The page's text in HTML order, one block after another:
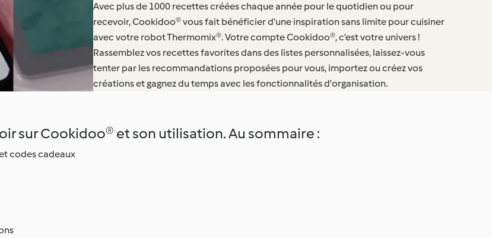
Avec plus de 1000 recettes créées chaque année pour le quotidien ou pour
recevoir, Cookidoo® vous fait bénéficier d’une inspiration sans limite pour cuisiner
avec votre robot Thermomix®. Votre compte Cookidoo®, c’est votre univers !
Rassemblez vos recettes favorites dans des listes personnalisées, laissez-vous
tenter par les recommandations proposées pour vous, importez ou créez vos
créations et gagnez du temps avec les fonctionnalités d'organisation.
sur Cookidoo® et son utilisation. Au sommaire :
codes cadeaux